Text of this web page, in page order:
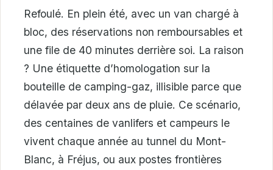
Refoulé. En plein été, avec un van chargé à
bloc, des réservations non remboursables et
une file de 40 minutes derrière soi. La raison
? Une étiquette d’homologation sur la
bouteille de camping-gaz, illisible parce que
délavée par deux ans de pluie. Ce scénario,
des centaines de vanlifers et campeurs le
vivent chaque année au tunnel du Mont-
Blanc, à Fréjus, ou aux postes frontières